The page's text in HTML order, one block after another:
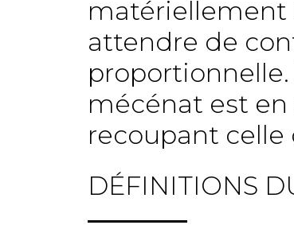
matériellement
attendre de
mécénat est
recoupant celle
DÉFINITIONS